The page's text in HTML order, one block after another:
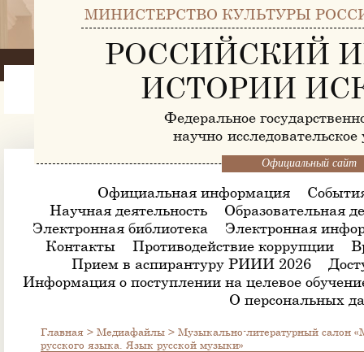
МИНИСТЕРСТВО КУЛЬТУРЫ
РОССИЙСКИЙ
ИСТОРИИ
Федеральное
научно-
Официальный сайт
Официальная информация
Научная деятельность
Образовательная
Электронная библиотека
Электронная
Контакты
Противодействие коррупции
Прием в аспирантуру РИИИ 2026
Информация о поступлении на целевое
О персональных
Главная > Медиафайлы > Музыкально-литературный салон
русского языка. Язык русской музыки»